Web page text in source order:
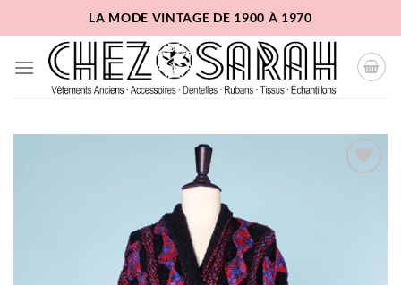
au
contenu
LA MODE VINTAGE DE 1900 À 1970